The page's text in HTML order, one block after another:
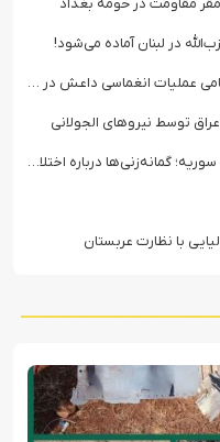
در لبنان آماده می‌شود!
عملیات انغماسی داعش در رقه
توسط نیروهای الجولانی
درباره اختلافات در ساختار امنیتی